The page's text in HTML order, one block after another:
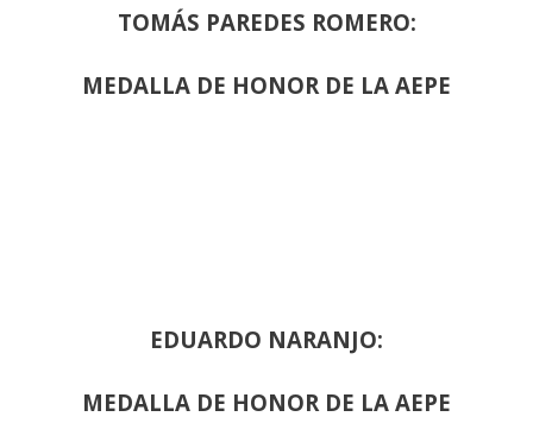
TOMÁS PAREDES ROMERO:
MEDALLA DE HONOR DE LA AEPE
EDUARDO NARANJO:
MEDALLA DE HONOR DE LA AEPE